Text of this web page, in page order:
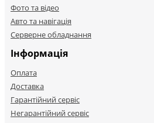
Фото та відео
Авто та навігація
Серверне обладнання
Інформація
Оплата
Доставка
Гарантійний сервіс
Негарантійний сервіс